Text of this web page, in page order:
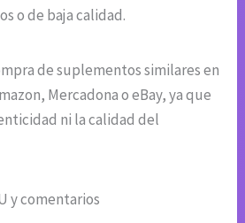
o de baja calidad.
de suplementos similares en
Mercadona o eBay, ya que
ni la calidad del
y comentarios